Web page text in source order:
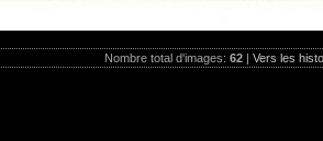
Nombre total d'images: 62 | Vers les